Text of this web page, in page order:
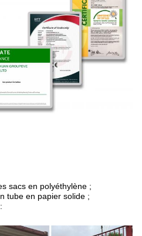
sacs en polyéthylène ;
tube en papier solide ;